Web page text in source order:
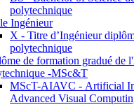
polytechnique
Ingénieur
X - Titre d’Ingénieur
polytechnique
de formation gradué de
-MSc&T
MScT-AIAVC - Artificial
Advanced Visual